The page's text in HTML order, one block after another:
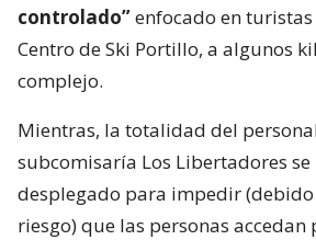
controlado”enfocado en turistas
Centro de Ski Portillo, a algunos
complejo.
Mientras, la totalidad del
subcomisaría Los Libertadores
desplegado para impedir
riesgo) que las personas accedan